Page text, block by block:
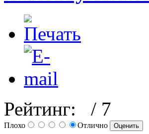
Рейтинг: / 7
Плохо Отлично